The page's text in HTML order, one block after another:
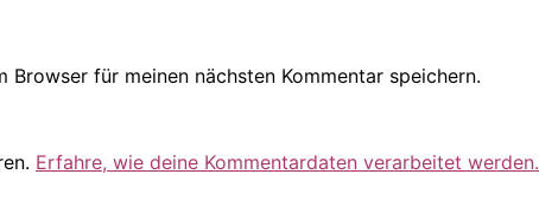
für meinen nächsten Kommentar speichern.
Erfahre, wie deine Kommentardaten verarbeitet werden.